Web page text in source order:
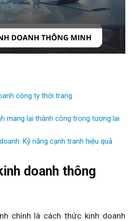
công ty thời trang
mang lại thành công trong tương lai
Kỹ năng cạnh tranh hiệu quả
doanh thông
chính là cách thức kinh doanh